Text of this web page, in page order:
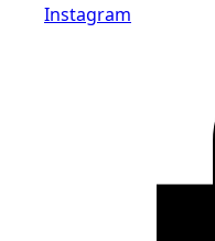
Instagram